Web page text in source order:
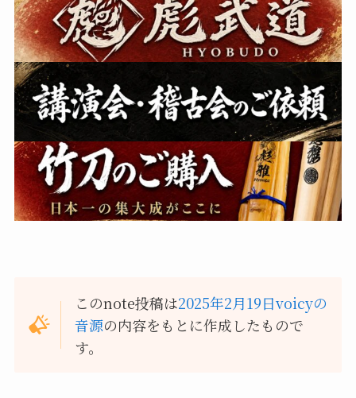
このnote投稿は2025年2月19日voicyの
音源の内容をもとに作成したもので
す。